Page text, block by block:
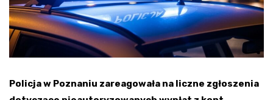
Policja w Poznaniu zareagowała na liczne zgłoszenia